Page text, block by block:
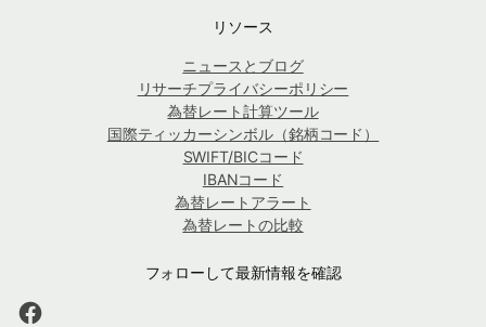
リソース
ニュースとブログ
リサーチプライバシーポリシー
為替レート計算ツール
国際ティッカーシンボル（銘柄コード）
SWIFT/BICコード
IBANコード
為替レートアラート
為替レートの比較
フォローして最新情報を確認